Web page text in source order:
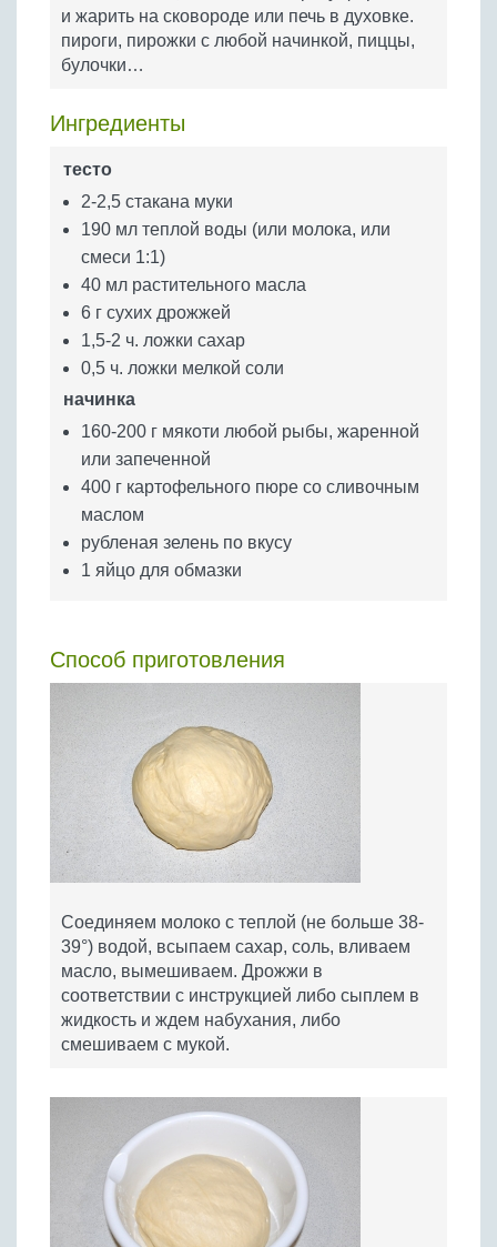
Бобовые
Яйца
Крупы
и жарить на сковороде или печь в духовке.
пироги, пирожки с любой начинкой, пиццы,
булочки…
Ингредиенты
тесто
2-2,5 стакана муки
190 мл теплой воды (или молока, или
смеси 1:1)
40 мл растительного масла
6 г сухих дрожжей
1,5-2 ч. ложки сахар
0,5 ч. ложки мелкой соли
начинка
160-200 г мякоти любой рыбы, жаренной
или запеченной
400 г картофельного пюре со сливочным
маслом
рубленая зелень по вкусу
1 яйцо для обмазки
Способ приготовления
Соединяем молоко с теплой (не больше 38-
39°) водой, всыпаем сахар, соль, вливаем
масло, вымешиваем. Дрожжи в
соответствии с инструкцией либо сыплем в
жидкость и ждем набухания, либо
смешиваем с мукой.